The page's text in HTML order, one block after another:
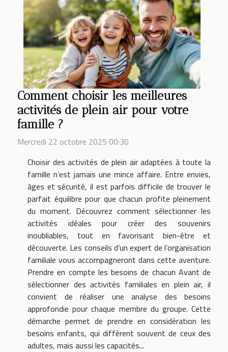
Comment choisir les meilleures
activités de plein air pour votre
famille ?
Mercredi 22 octobre 2025 00:30
Choisir des activités de plein air adaptées à toute la
famille n’est jamais une mince affaire. Entre envies,
âges et sécurité, il est parfois difficile de trouver le
parfait équilibre pour que chacun profite pleinement
du moment. Découvrez comment sélectionner les
activités idéales pour créer des souvenirs
inoubliables, tout en favorisant bien-être et
découverte. Les conseils d’un expert de l’organisation
familiale vous accompagneront dans cette aventure.
Prendre en compte les besoins de chacun Avant de
sélectionner des activités familiales en plein air, il
convient de réaliser une analyse des besoins
approfondie pour chaque membre du groupe. Cette
démarche permet de prendre en considération les
besoins enfants, qui diffèrent souvent de ceux des
adultes, mais aussi les capacités...